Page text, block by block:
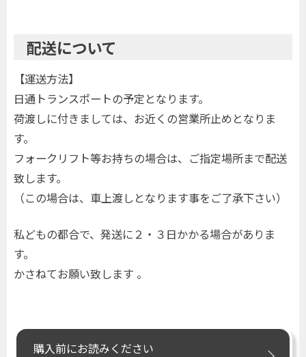
配送について
【運送方法】
日通トランスポートの予定となります。
荷渡しに付きましては、お近くの営業所止めとなりま
す。
フォークリフト等お持ちの場合は、ご指定場所まで配送
致します。
（この場合は、車上渡しとなります事をご了承下さい）
私どもの都合で、発送に２・３日かかる場合がありま
す。
かさねてお願い致します 。
購入前にお読みください